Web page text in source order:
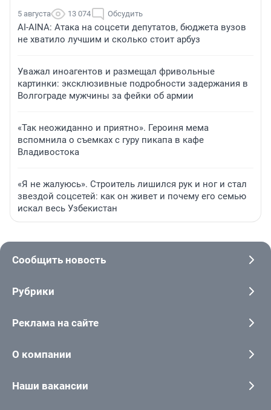
5 августа 13 074 Обсудить
AI-AINA: Атака на соцсети депутатов, бюджета вузов
не хватило лучшим и сколько стоит арбуз
Уважал иноагентов и размещал фривольные
картинки: эксклюзивные подробности задержания в
Волгограде мужчины за фейки об армии
«Так неожиданно и приятно». Героиня мема
вспомнила о съемках с гуру пикапа в кафе
Владивостока
«Я не жалуюсь». Строитель лишился рук и ног и стал
звездой соцсетей: как он живет и почему его семью
искал весь Узбекистан
Сообщить новость
Рубрики
Реклама на сайте
О компании
Наши вакансии